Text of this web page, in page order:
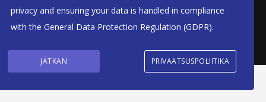
Projekti Regionaalareng (Kagu-Eesti) (2024-2027) raames soetati
tootmisseadmed 2025. aastal
privacy and ensuring your data is handled in compliance
with the General Data Protection Regulation (GDPR).
JÄTKAN PRIVAATSUSPOLIITIKA